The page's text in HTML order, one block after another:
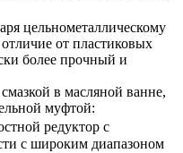
цельнометаллическому
от пластиковых
более прочный и
в масляной ванне,
муфтой:
редуктор с
с широким диапазоном